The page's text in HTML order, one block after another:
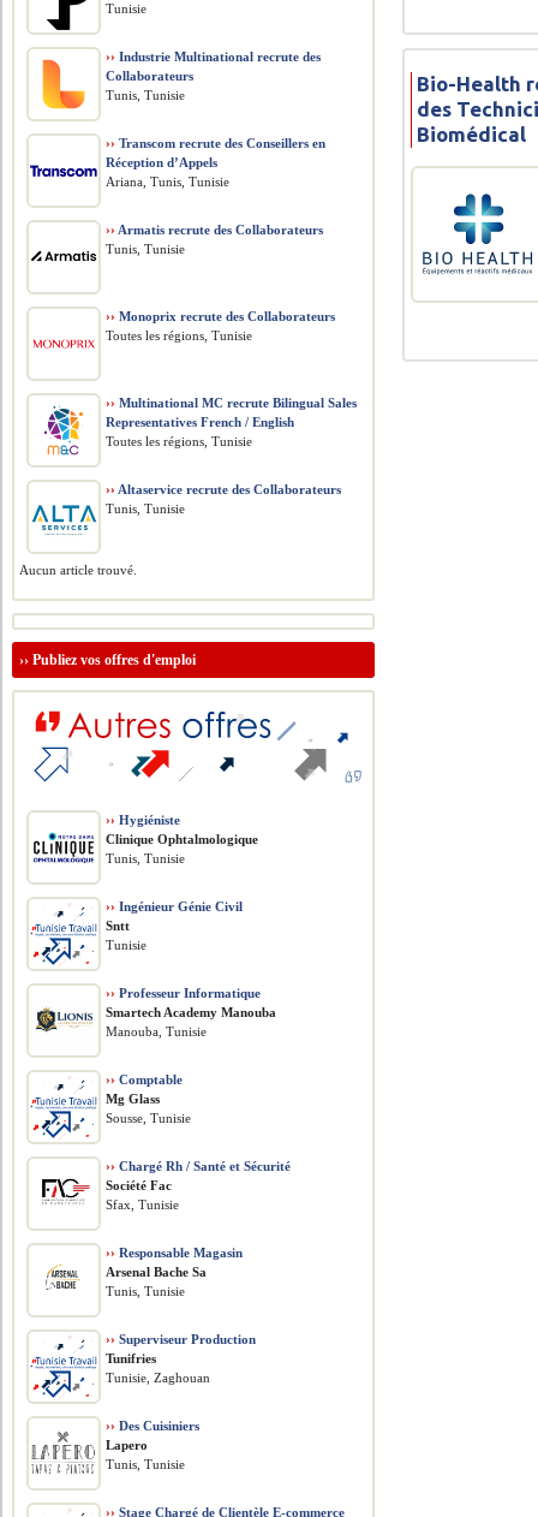
Bio-Health
des
Biomédical
Tunisie
›› Industrie Multinational recrute des
Collaborateurs
Tunis, Tunisie
›› Transcom recrute des Conseillers en
Réception d’Appels
Ariana, Tunis, Tunisie
›› Armatis recrute des Collaborateurs
Tunis, Tunisie
›› Monoprix recrute des Collaborateurs
Toutes les régions, Tunisie
›› Multinational MC recrute Bilingual Sales
Representatives French / English
Toutes les régions, Tunisie
›› Altaservice recrute des Collaborateurs
Tunis, Tunisie
Aucun article trouvé.
››Publiez vos offres d'emploi
›› Hygiéniste
Clinique Ophtalmologique
Tunis, Tunisie
›› Ingénieur Génie Civil
Sntt
Tunisie
›› Professeur Informatique
Smartech Academy Manouba
Manouba, Tunisie
›› Comptable
Mg Glass
Sousse, Tunisie
›› Chargé Rh / Santé et Sécurité
Société Fac
Sfax, Tunisie
›› Responsable Magasin
Arsenal Bache Sa
Tunis, Tunisie
›› Superviseur Production
Tunifries
Tunisie, Zaghouan
›› Des Cuisiniers
Lapero
Tunis, Tunisie
›› Stage Chargé de Clientèle E-commerce